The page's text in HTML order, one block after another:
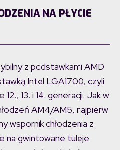
NA PŁYCIE
z podstawkami AMD
Intel LGA1700, czyli
13. i 14. generacji. Jak w
AM4/AM5, najpierw
wspornik chłodzenia z
na gwintowane tuleje